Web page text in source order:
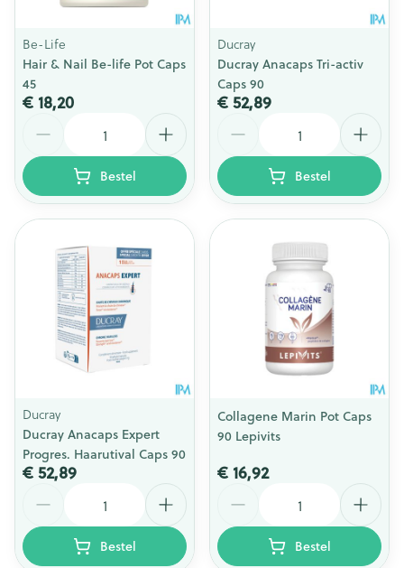
Be-Life
Hair & Nail Be-life Pot Caps
45
€ 18,20
Bestel
Ducray
Ducray Anacaps Tri-activ
Caps 90
€ 52,89
Bestel
Ducray
Ducray Anacaps Expert
Progres. Haarutival Caps 90
€ 52,89
Bestel
Collagene Marin Pot Caps
90 Lepivits
€ 16,92
Bestel